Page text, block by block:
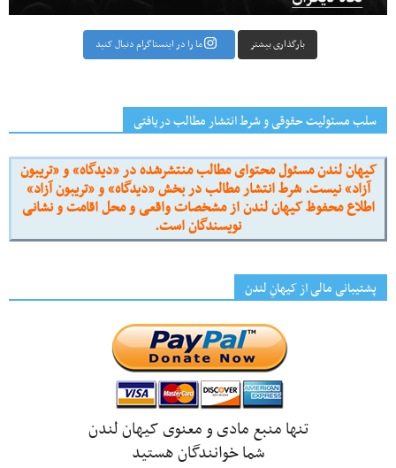
بارگذاری بیشتر ما را در اینستاگرام دنبال کنید
سلب مسئولیت حقوقی و شرط انتشار مطالب دریافتی
کیهان لندن مسئول محتوای مطالب منتشرشده در «دیدگاه» و «تریبون
آزاد» نیست. شرط انتشار مطالب در بخش «دیدگاه» و «تریبون آزاد»
اطلاع محفوظ کیهان لندن از مشخصات واقعی و محل اقامت و نشانی
نویسندگان است.
پشتیبانی مالی از کیهانِ لندن
تنها منبع مادی و معنوی کیهان لندن
شما خوانندگان هستید